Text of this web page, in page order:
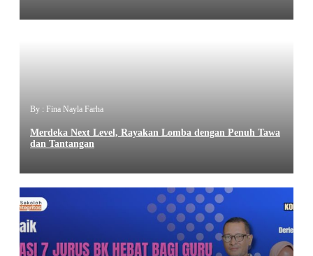
By : Fina Nayla Farha
Merdeka Next Level, Rayakan Lomba dengan Penuh Tawa
dan Tantangan